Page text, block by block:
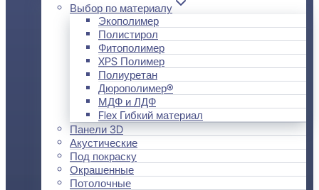
Выбор по материалу
Экополимер
Полистирол
Фитополимер
XPS Полимер
Полиуретан
Дюрополимер®
МДФ и ЛДФ
Flex Гибкий материал
Панели 3D
Акустические
Под покраску
Окрашенные
Потолочные